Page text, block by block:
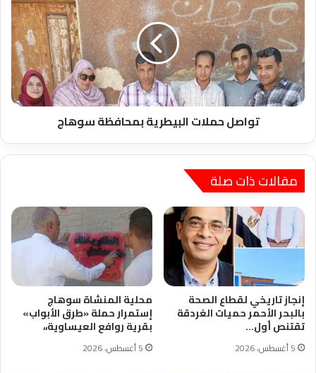
البيطرية
بمحافظة
سوهاج
تواصل حملات البيطرية بمحافظة سوهاج
مقالات ذات صلة
إنجاز تاريخي لقطاع الصحة
بالبحر الأحمر حميات الغردقة
تقتنص أول…
5 أغسطس، 2026
محلية المنشاة سوهاج
إستمرار حملة «طرق الأبواب»
بقرية روافع العيساوية،،
5 أغسطس، 2026